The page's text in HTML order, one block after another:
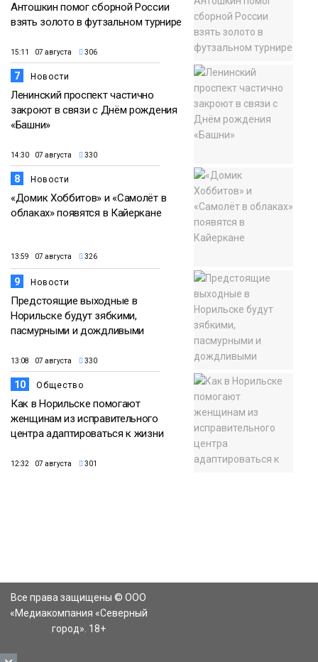
Антошкин помог сборной России
взять золото в футзальном турнире
15:11 07 августа 306
7 Новости
Ленинский проспект частично
закроют в связи с Днём рождения
«Башни»
14:30 07 августа 330
8 Новости
«Домик Хоббитов» и «Самолёт в
облаках» появятся в Кайеркане
13:59 07 августа 326
9 Новости
Предстоящие выходные в
Норильске будут зябкими,
пасмурными и дождливыми
13:08 07 августа 330
10 Общество
Как в Норильске помогают
женщинам из исправительного
центра адаптироваться к жизни
12:32 07 августа 301
Все права защищены © ООО
«Медиакомпания «Северный
город». 18+